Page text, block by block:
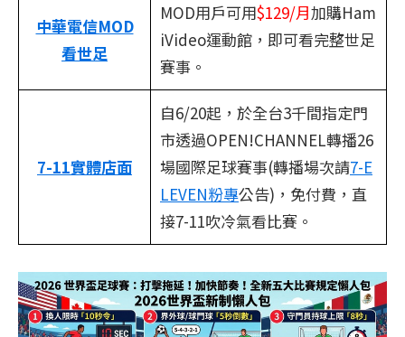
中華電信MOD
看世足
MOD用戶可用$129/月加購Ham
iVideo運動館，即可看完整世足
賽事。
7-11實體店面
自6/20起，於全台3千間指定門
市透過OPEN!CHANNEL轉播26
場國際足球賽事(轉播場次請7-E
LEVEN粉專公告)，免付費，直
接7-11吹冷氣看比賽。